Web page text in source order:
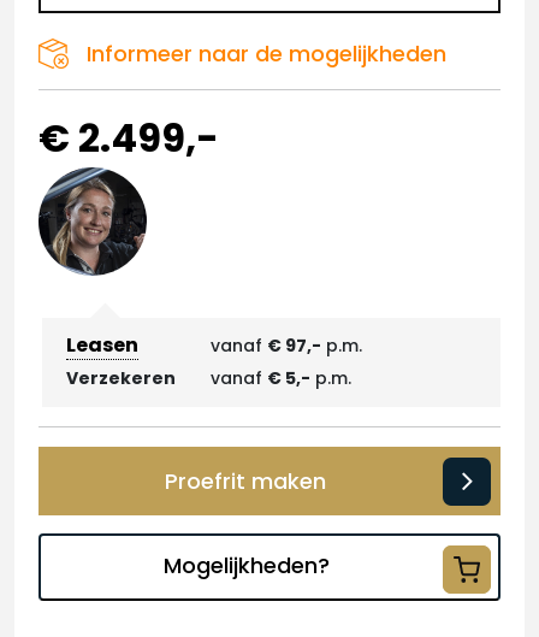
Informeer naar de mogelijkheden
€ 2.499,-
Leasen vanaf € 97,- p.m.
Verzekeren
vanaf € 5,- p.m.
Proefrit maken
Mogelijkheden?